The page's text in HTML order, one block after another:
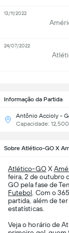
Informação da Partida
Antônio Accioly -
Capacidade: 12,500
13/11/2022
24/07/2022
Sobre Atlético-GO X
Atlético-GO X
feira, 2 de outubro
GO pela fase de
Futebol . Com o
partida, além de
estatísticas.
Veja o horário de